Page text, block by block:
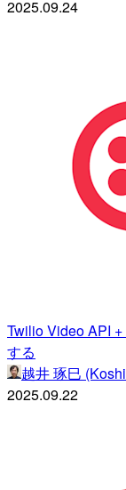
2025.09.24
Twilio Video API
する
越井 琢巳
2025.09.22